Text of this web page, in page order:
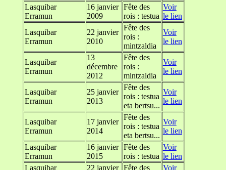
Lasquibar
Erramun
16 janvier
2009
Fête des
rois : testua
Voir
le lien
Lasquibar
Erramun
22 janvier
2010
Fête des
rois :
mintzaldia
Voir
le lien
Lasquibar
Erramun
13
décembre
2012
Fête des
rois :
mintzaldia
Voir
le lien
Lasquibar
Erramun
25 janvier
2013
Fête des
rois : testua
eta bertsu...
Voir
le lien
Lasquibar
Erramun
17 janvier
2014
Fête des
rois : testua
eta bertsu...
Voir
le lien
Lasquibar
Erramun
16 janvier
2015
Fête des
rois : testua
Voir
le lien
Lasquibar
22 janvier Fête des Voir